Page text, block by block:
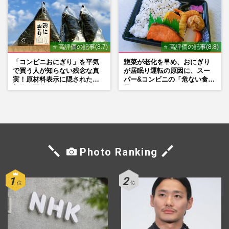
⭐ 高評価の記事(8.7)
「コンビニおにぎり」を平気
で買う人が知らない残念な真
実！原材料表示に隠された添
⭐ 高評価の記事(8.8)
惣菜が老化を早め、おにぎり
が居眠り運転の原因に、スー
パー&コンビニの「危ない食
Photo Ranking